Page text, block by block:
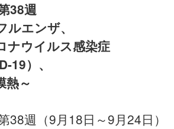
38週
ルエンザ、
ナウイルス感染症
19）、
熱～
38週（9月18日～9月24日）